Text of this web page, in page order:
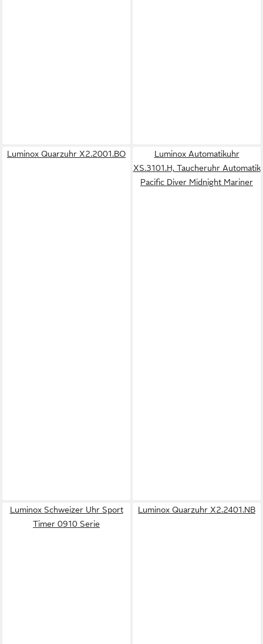
Luminox Quarzuhr X2.2001.BO
Luminox Automatikuhr
XS.3101.H, Taucheruhr Automatik
Pacific Diver Midnight Mariner
Luminox Schweizer Uhr Sport
Timer 0910 Serie
Luminox Quarzuhr X2.2401.NB